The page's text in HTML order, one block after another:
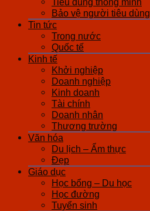
Bảo vệ người tiêu dùng
Tin tức
Trong nước
Quốc tế
Kinh tế
Khởi nghiệp
Doanh nghiệp
Kinh doanh
Tài chính
Doanh nhân
Thương trường
Văn hóa
Du lịch – Ẩm thực
Đẹp
Giáo dục
Học bổng – Du học
Học đường
Tuyển sinh